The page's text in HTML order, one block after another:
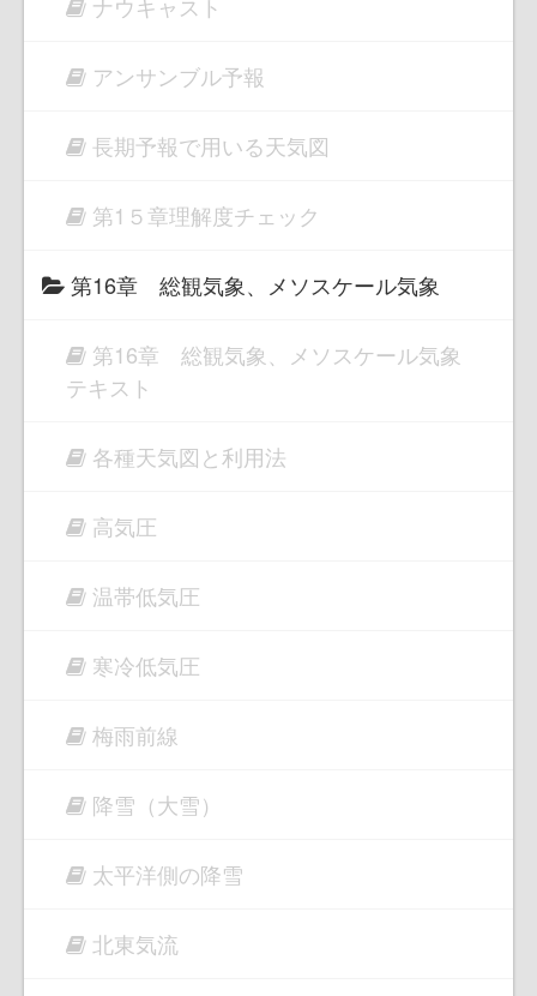
ナウキャスト
アンサンブル予報
長期予報で用いる天気図
第1５章理解度チェック
第16章 総観気象、メソスケール気象
第16章 総観気象、メソスケール気象
テキスト
各種天気図と利用法
高気圧
温帯低気圧
寒冷低気圧
梅雨前線
降雪（大雪）
太平洋側の降雪
北東気流